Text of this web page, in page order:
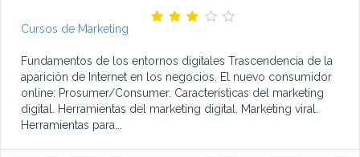
Cursos de Marketing
Fundamentos de los entornos digitales Trascendencia de la
aparición de Internet en los negocios. El nuevo consumidor
online: Prosumer/Consumer. Características del marketing
digital. Herramientas del marketing digital. Marketing viral.
Herramientas para...